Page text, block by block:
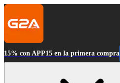
15% con APP15 en la primera compra